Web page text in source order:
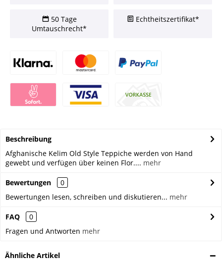
50 Tage
Umtauschrecht*
Echtheitszertifikat*
Beschreibung
Afghanische Kelim Old Style Teppiche werden von Hand
gewebt und verfügen über keinen Flor.... mehr
Bewertungen
0
Bewertungen lesen, schreiben und diskutieren... mehr
FAQ
0
Fragen und Antworten mehr
Ähnliche Artikel